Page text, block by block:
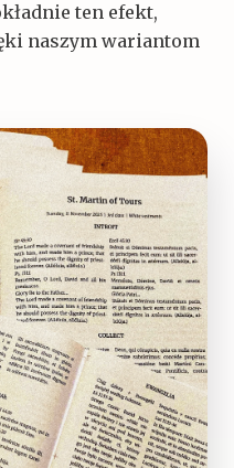
ten efekt,
naszym wariantom